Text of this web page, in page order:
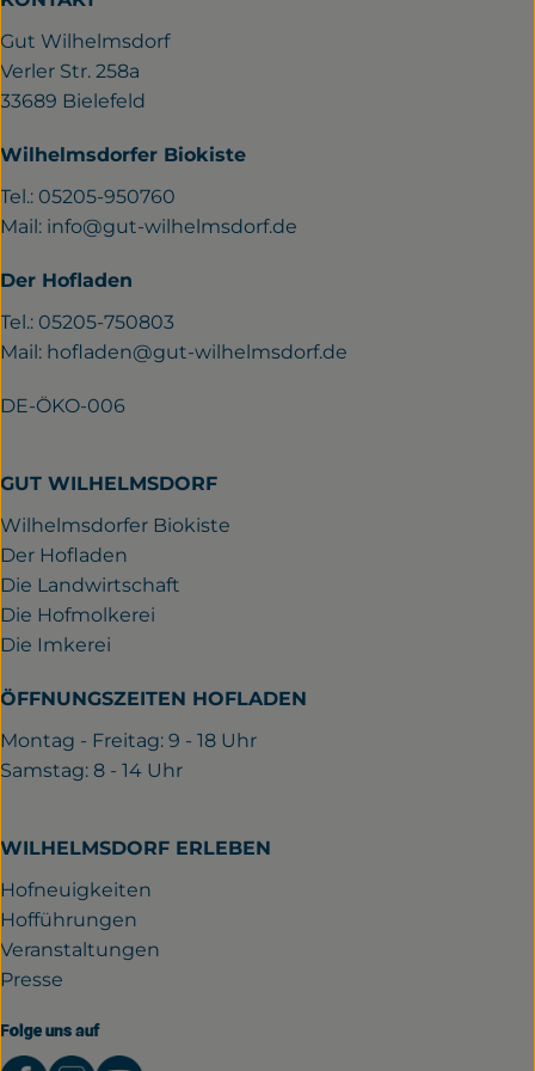
Gut Wilhelmsdorf
Verler Str. 258a
33689 Bielefeld
Wilhelmsdorfer Biokiste
Tel.: 05205-950760
Mail: info@gut-wilhelmsdorf.de
Der Hofladen
Tel.: 05205-750803
Mail: hofladen@gut-wilhelmsdorf.de
DE-ÖKO-006
GUT WILHELMSDORF
Wilhelmsdorfer Biokiste
Der Hofladen
Die Landwirtschaft
Die Hofmolkerei
Die Imkerei
ÖFFNUNGSZEITEN HOFLADEN
Montag - Freitag: 9 - 18 Uhr
Samstag: 8 - 14 Uhr
WILHELMSDORF ERLEBEN
Hofneuigkeiten
Hofführungen
Veranstaltungen
Presse
Folge uns auf